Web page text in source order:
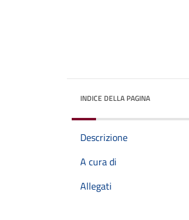
INDICE DELLA PAGINA
Descrizione
A cura di
Allegati